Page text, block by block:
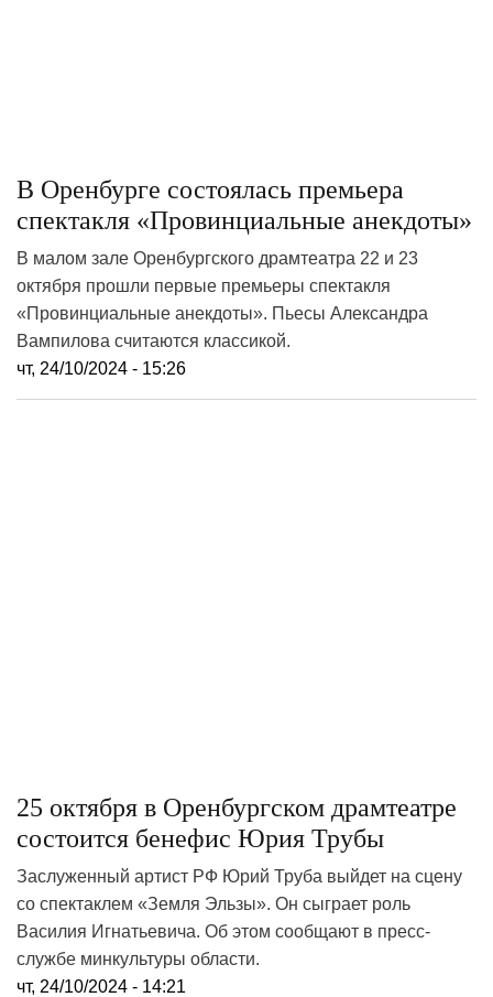
В Оренбурге состоялась премьера
спектакля «Провинциальные анекдоты»
В малом зале Оренбургского драмтеатра 22 и 23
октября прошли первые премьеры спектакля
«Провинциальные анекдоты». Пьесы Александра
Вампилова считаются классикой.
чт, 24/10/2024 - 15:26
25 октября в Оренбургском драмтеатре
состоится бенефис Юрия Трубы
Заслуженный артист РФ Юрий Труба выйдет на сцену
со спектаклем «Земля Эльзы». Он сыграет роль
Василия Игнатьевича. Об этом сообщают в пресс-
службе минкультуры области.
чт, 24/10/2024 - 14:21